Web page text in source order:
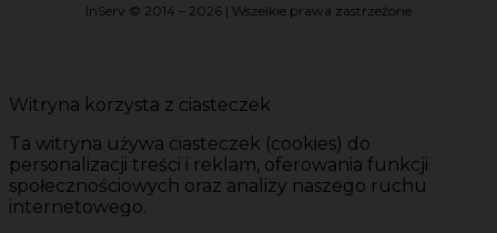
InServ © 2014 – 2026 | Wszelkie prawa zastrzeżone
Witryna korzysta z ciasteczek
Ta witryna używa ciasteczek (cookies) do
personalizacji treści i reklam, oferowania funkcji
społecznościowych oraz analizy naszego ruchu
internetowego.